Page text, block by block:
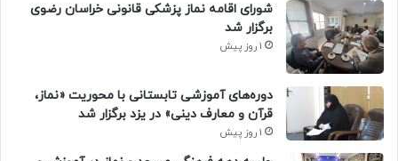
شورای اقامه نماز پزشکی قانونی خراسان رضوی
برگزار شد
1 روز پیش
دوره‌های آموزشی تابستانی با محوریت «نماز،
قرآن و معارف دینی» در یزد برگزار شد
1 روز پیش